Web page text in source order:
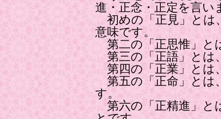
進・正念・正定を言い
初めの「正見」とは
意味です。
第二の「正思惟」と
第三の「正語」とは
第四の「正業」とは
第五の「正命」とは
す。
第六の「正精進」と